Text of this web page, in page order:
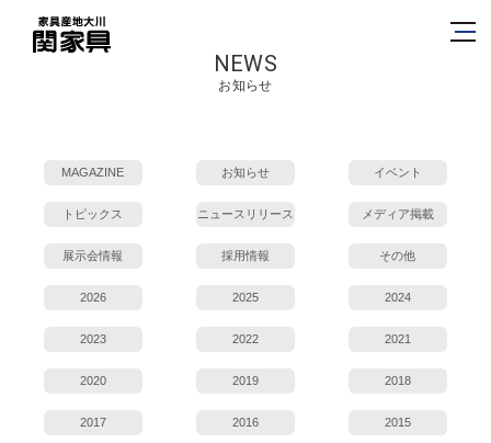
NEWS
お知らせ
MAGAZINE お知らせ イベント
トピックス ニュースリリース メディア掲載
展示会情報 採用情報 その他
2026 2025 2024
2023 2022 2021
2020 2019 2018
2017 2016 2015